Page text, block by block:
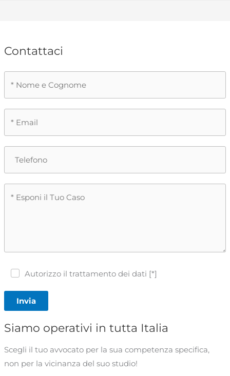
Contattaci
Autorizzo il trattamento dei dati [*]
Invia
Siamo operativi in tutta Italia
Scegli il tuo avvocato per la sua competenza specifica,
non per la vicinanza del suo studio!